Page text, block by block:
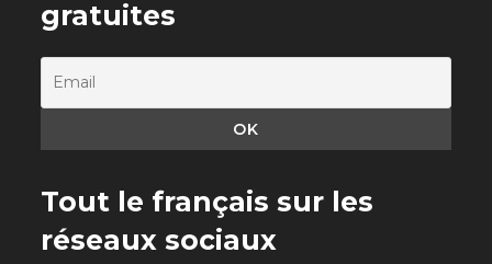
gratuites
Tout le français sur les
réseaux sociaux